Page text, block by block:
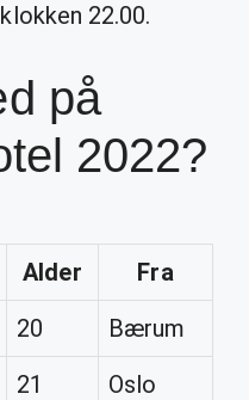
22.00.
på
2022?
Alder
Fra
20
Bærum
21
Oslo